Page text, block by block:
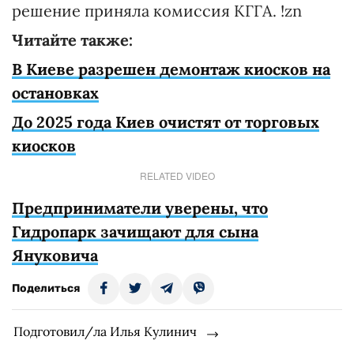
решение приняла комиссия КГГА. !zn
Читайте также:
В Киеве разрешен демонтаж киосков на
остановках
До 2025 года Киев очистят от торговых
киосков
RELATED VIDEO
Предприниматели уверены, что
Гидропарк зачищают для сына
Януковича
Поделиться
Подготовил/ла Илья Кулинич